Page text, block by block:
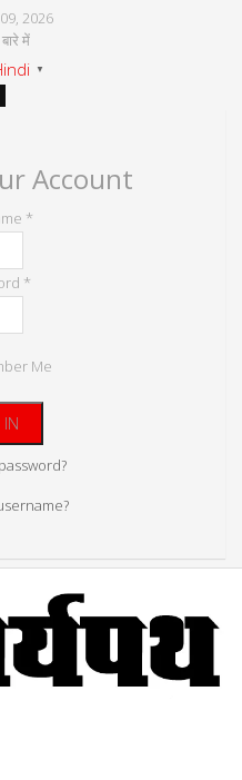
2026
में
▼
Account
*
*
Me